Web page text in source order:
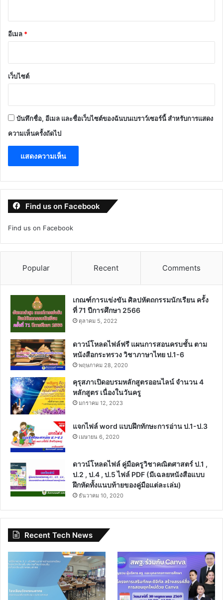
อีเมล *
เว็บไซต์
บันทึกชื่อ, อีเมล และชื่อเว็บไซต์ของฉันบนเบราว์เซอร์นี้ สำหรับการแสดง
ความเห็นครั้งถัดไป
Find us on Facebook
Find us on Facebook
Popular Recent Comments
เกณฑ์การแข่งขัน ศิลปหัตถกรรมนักเรียน ครั้ง
ที่ 71 ปีการศึกษา 2566
ตุลาคม 5, 2022
ดาวน์โหลดไฟล์ฟรี แผนการสอนครบชั้น ตาม
หนังสือกระทรวง วิชาภาษาไทย ป.1-6
พฤษภาคม 28, 2020
คุรุสภาเปิดอบรมหลักสูตรออนไลน์ จำนวน 4
หลักสูตร เนื่องในวันครู
มกราคม 12, 2023
แจกไฟล์ word แบบฝึกทักษะการอ่าน ป.1-ป.3
เมษายน 6, 2020
ดาวน์โหลดไฟล์ คู่มือครูวิชาคณิตศาสตร์ ป.1 ,
ป.2 , ป.4 , ป.5 ไฟล์ PDF (มีเฉลยหนังสือแบบ
ฝึกหัดทั้งแนบท้ายของคู่มือแต่ละเล่ม)
ธันวาคม 10, 2020
Recent Tech News